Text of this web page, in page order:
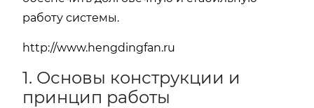
работу системы.
http://www.hengdingfan.ru
1. Основы конструкции и
принцип работы